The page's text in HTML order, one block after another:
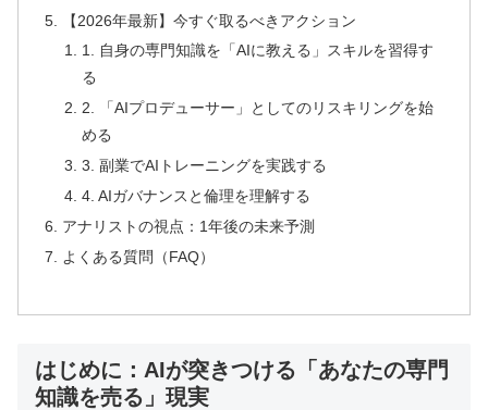
【2026年最新】今すぐ取るべきアクション
1. 自身の専門知識を「AIに教える」スキルを習得す
る
2. 「AIプロデューサー」としてのリスキリングを始
める
3. 副業でAIトレーニングを実践する
4. AIガバナンスと倫理を理解する
アナリストの視点：1年後の未来予測
よくある質問（FAQ）
はじめに：AIが突きつける「あなたの専門
知識を売る」現実